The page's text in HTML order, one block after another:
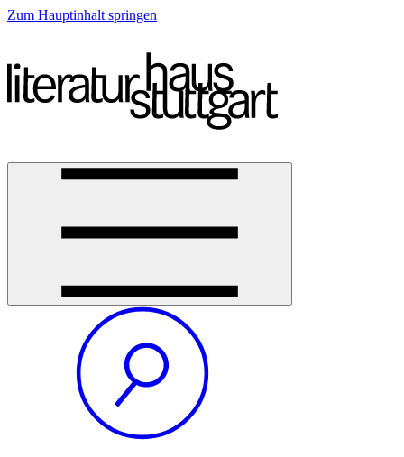
Zum Hauptinhalt springen